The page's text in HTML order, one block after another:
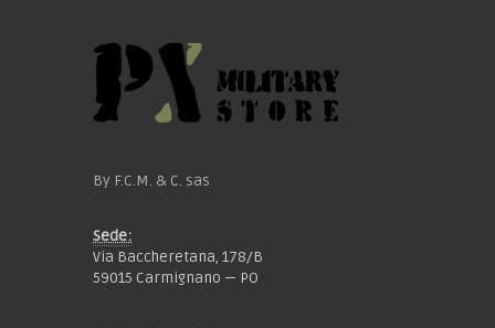
By F.C.M. & C. sas
Sede:
Via Baccheretana, 178/B
59015 Carmignano — PO